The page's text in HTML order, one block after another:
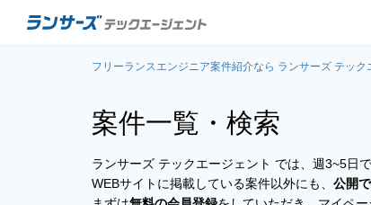
フリーランスエンジニア案件紹介なら ランサーズ テック
案件一覧・検索
ランサーズ テックエージェント では、週3~5日
WEBサイトに掲載している案件以外にも、 公開